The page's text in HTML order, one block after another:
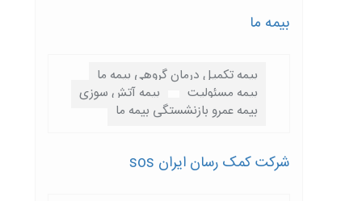
بیمه ما
بیمه تکمیل درمان گروهی بیمه ما
بیمه مسئولیت
بیمه آتش سوزی
بیمه عمرو بازنشستگی بیمه ما
شرکت کمک رسان ایران sos